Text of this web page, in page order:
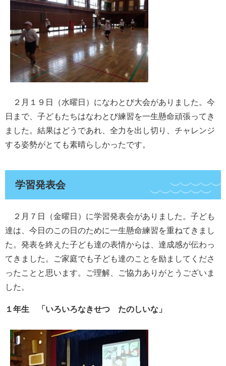
２月１９日（水曜日）になわとび大会がありました。今
日まで、子どもたちはなわとび練習を一生懸命頑張ってき
ました。結果はどうであれ、全力を出し切り、チャレンジ
する姿勢がとても素晴らしかったです。
学習発表会
２月７日（金曜日）に学習発表会がありました。子ども
達は、今日のこの日のために一生懸命練習を重ねてきまし
た。発表を終えた子ども達の表情からは、達成感が伝わっ
てきました。ご家庭でも子ども達のことを励ましてくださ
ったことと思います。ご理解、ご協力ありがとうございま
した。
１年生 「いろいろなきせつ たのしいな」